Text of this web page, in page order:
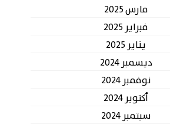
مارس 2025
فبراير 2025
يناير 2025
ديسمبر 2024
نوفمبر 2024
أكتوبر 2024
سبتمبر 2024